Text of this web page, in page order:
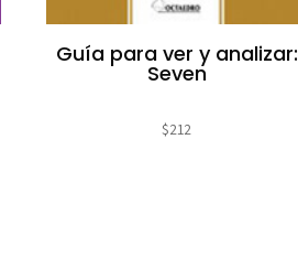
Guía para ver y analizar:
Seven
$212